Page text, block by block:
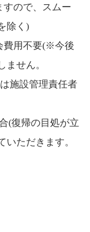
すので、スムー
除く)
費用不要(※今後
せん。
施設管理責任者
(復帰の目処が立
いただきます。